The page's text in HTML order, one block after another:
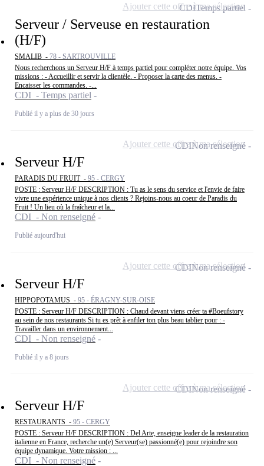
Serveur / Serveuse en restauration
(H/F)
SMALIB - 78 - SARTROUVILLE
Nous recherchons un Serveur H/F à temps partiel pour compléter notre équipe. Vos
missions : - Accueillir et servir la clientèle. - Proposer la carte des menus. -
Encaisser les commandes. -...
CDI - Temps partiel
Publié il y a plus de 30 jours
CDITemps partiel
Ajouter cette offre à ma sélection
Serveur H/F
PARADIS DU FRUIT - 95 - CERGY
POSTE : Serveur H/F DESCRIPTION : Tu as le sens du service et l'envie de faire
vivre une expérience unique à nos clients ? Rejoins-nous au coeur de Paradis du
Fruit ! Un lieu où la fraîcheur et la...
CDI - Non renseigné
Publié aujourd'hui
CDINon renseigné
Ajouter cette offre à ma sélection
Serveur H/F
HIPPOPOTAMUS - 95 - ÉRAGNY-SUR-OISE
POSTE : Serveur H/F DESCRIPTION : Chaud devant viens créer ta #Boeufstory
au sein de nos restaurants Si tu es prêt à enfiler ton plus beau tablier pour : -
Travailler dans un environnement...
CDI - Non renseigné
Publié il y a 8 jours
CDINon renseigné
Ajouter cette offre à ma sélection
Serveur H/F
RESTAURANTS - 95 - CERGY
POSTE : Serveur H/F DESCRIPTION : Del Arte, enseigne leader de la restauration
italienne en France, recherche un(e) Serveur(se) passionné(e) pour rejoindre son
équipe dynamique. Votre mission : ...
CDI - Non renseigné
CDINon renseigné
Ajouter cette offre à ma sélection